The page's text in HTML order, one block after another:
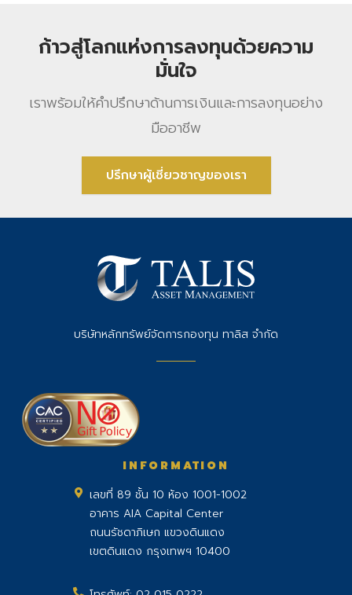
ก้าวสู่โลกแห่งการลงทุนด้วยความ
มั่นใจ
เราพร้อมให้คําปรึกษาด้านการเงินและการลงทุนอย่าง
มืออาชีพ
ปรึกษาผู้เชี่ยวชาญของเรา
บริษัทหลักทรัพย์จัดการกองทุน ทาลิส จำกัด
INFORMATION
เลขที่ 89 ชั้น 10 ห้อง 1001-1002
อาคาร AIA Capital Center
ถนนรัชดาภิเษก แขวงดินแดง
เขตดินแดง กรุงเทพฯ 10400